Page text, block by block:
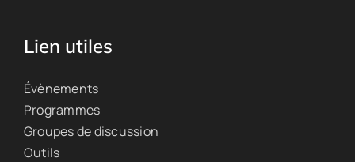
Lien utiles
Évènements
Programmes
Groupes de discussion
Outils